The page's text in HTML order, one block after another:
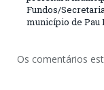
Fundos/
município de Pau
Os comentários